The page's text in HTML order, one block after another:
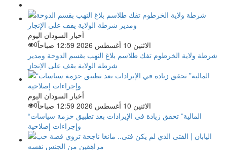
أخبار السودان اليوم
الاثنين 10 أغسطس 2026 12:59 صباحاً
0
شرطة ولاية الخرطوم تفك طلاسم بلاغ النهب بقسم الدوحة ومدير
شرطة الولاية يقف على الإنجاز
أخبار السودان اليوم
الاثنين 10 أغسطس 2026 12:59 صباحاً
0
“المالية” تحقق زيادة في الإيرادات بعد تطبيق حزمة سياسات
وإجراءات إصلاحية